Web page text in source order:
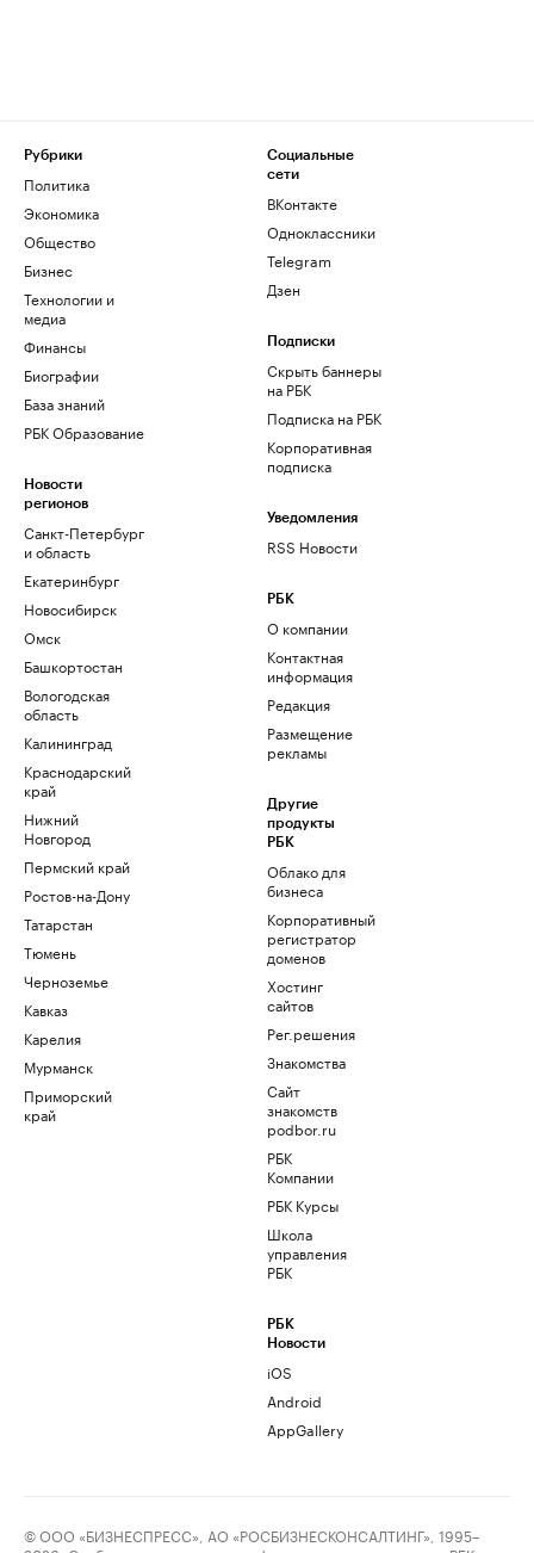
Рубрики
Политика
Экономика
Общество
Бизнес
Технологии и
медиа
Финансы
Биографии
База знаний
РБК Образование
Новости
регионов
Санкт-Петербург
и область
Екатеринбург
Новосибирск
Омск
Башкортостан
Вологодская
область
Калининград
Краснодарский
край
Нижний
Новгород
Пермский край
Ростов-на-Дону
Татарстан
Тюмень
Черноземье
Кавказ
Карелия
Мурманск
Приморский
край
Социальные
сети
ВКонтакте
Одноклассники
Telegram
Дзен
Подписки
Скрыть баннеры
на РБК
Подписка на РБК
Корпоративная
подписка
Уведомления
RSS Новости
РБК
О компании
Контактная
информация
Редакция
Размещение
рекламы
Другие
продукты
РБК
Облако для
бизнеса
Корпоративный
регистратор
доменов
Хостинг
сайтов
Рег.решения
Знакомства
Сайт
знакомств
podbor.ru
РБК
Компании
РБК Курсы
Школа
управления
РБК
РБК
Новости
iOS
Android
AppGallery
© ООО «БИЗНЕСПРЕСС», АО «РОСБИЗНЕСКОНСАЛТИНГ», 1995–